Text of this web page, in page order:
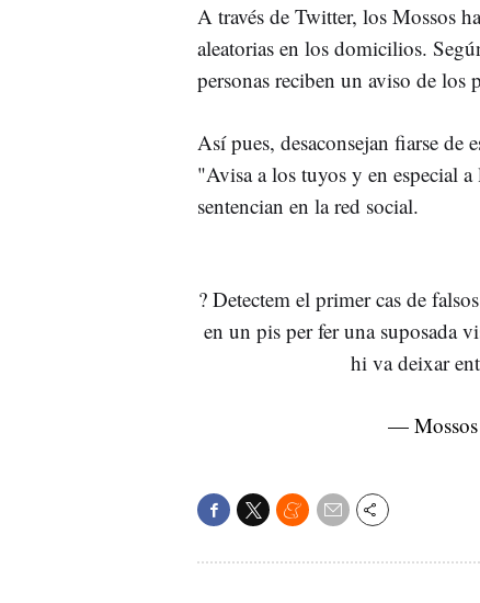
A través de Twitter, los Mossos
aleatorias en los domicilios.
personas reciben un aviso de los
Así pues, desaconsejan fiarse de
"Avisa a los tuyos y en especial
sentencian en la red social.
? Detectem el primer cas de
en un pis per fer una suposada
hi va deixar
—